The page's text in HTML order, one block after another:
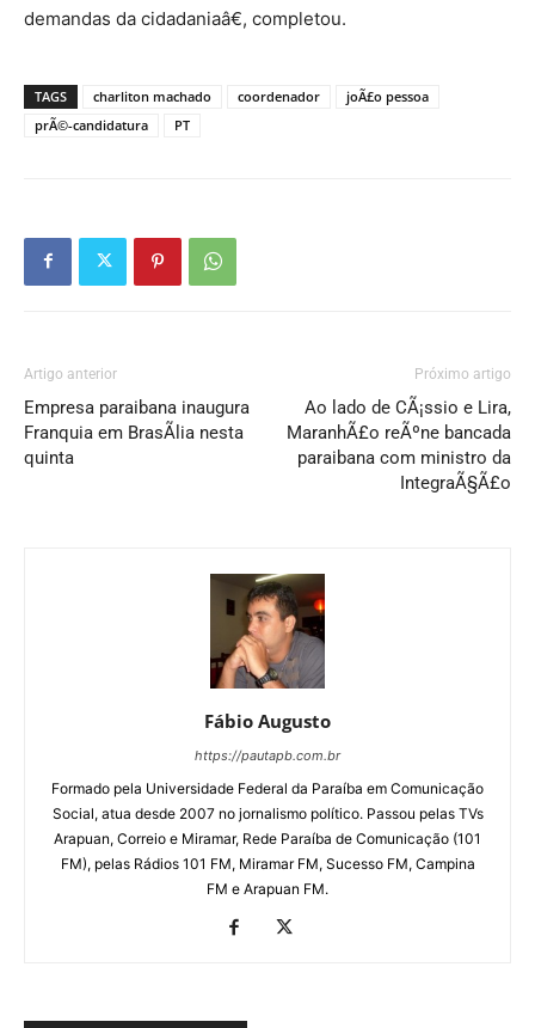
demandas da cidadaniaâ€, completou.
TAGS charliton machado coordenador
joÃ£o pessoa
prÃ©-candidatura
PT
Artigo anterior
Empresa paraibana inaugura
Franquia em BrasÃ­lia nesta
quinta
Próximo artigo
Ao lado de CÃ¡ssio e Lira,
MaranhÃ£o reÃºne bancada
paraibana com ministro da
IntegraÃ§Ã£o
Fábio Augusto
https://pautapb.com.br
Formado pela Universidade Federal da Paraíba em Comunicação
Social, atua desde 2007 no jornalismo político. Passou pelas TVs
Arapuan, Correio e Miramar, Rede Paraíba de Comunicação (101
FM), pelas Rádios 101 FM, Miramar FM, Sucesso FM, Campina
FM e Arapuan FM.